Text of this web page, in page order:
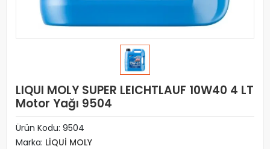
LIQUI MOLY SUPER LEICHTLAUF 10W40 4 LT
Motor Yağı 9504
Ürün Kodu: 9504
Marka: LİQUİ MOLY